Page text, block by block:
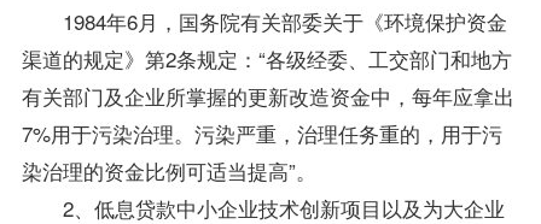
1984年6月，国务院有关部委关于《环境保护资金
渠道的规定》第2条规定：“各级经委、工交部门和地方
有关部门及企业所掌握的更新改造资金中，每年应拿出
7%用于污染治理。污染严重，治理任务重的，用于污
染治理的资金比例可适当提高”。
2、低息贷款中小企业技术创新项目以及为大企业